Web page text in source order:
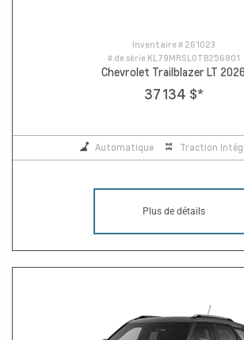
Inventaire # 261023
# de série KL79MRSL0TB256801
Chevrolet Trailblazer LT 2026
37 134 $*
Automatique Traction
Plus de détails